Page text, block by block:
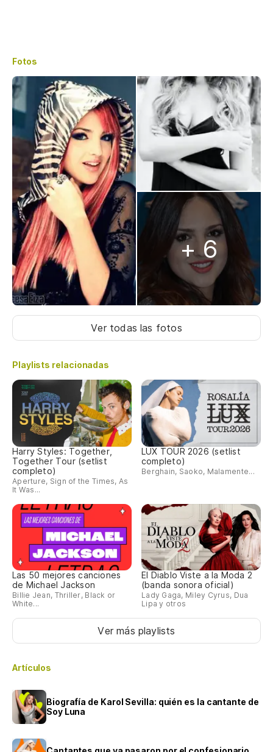
Fotos
+ 6
Ver todas las fotos
Playlists relacionadas
Harry Styles: Together,
Together Tour (setlist
completo)
Aperture, Sign of the Times, As
It Was...
LUX TOUR 2026 (setlist
completo)
Berghain, Saoko, Malamente...
Las 50 mejores canciones
de Michael Jackson
Billie Jean, Thriller, Black or
White...
El Diablo Viste a la Moda 2
(banda sonora oficial)
Lady Gaga, Miley Cyrus, Dua
Lipa y otros
Ver más playlists
Artículos
Biografía de Karol Sevilla: quién es la cantante de
Soy Luna